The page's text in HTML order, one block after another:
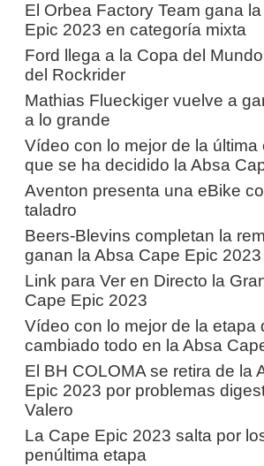
El Orbea Factory Team gana
Epic 2023 en categoría mixta
Ford llega a la Copa del
del Rockrider
Mathias Flueckiger vuelve a
a lo grande
Vídeo con lo mejor de la última
que se ha decidido la Absa
Aventon presenta una eBike
taladro
Beers-Blevins completan la
ganan la Absa Cape Epic 2023
Link para Ver en Directo la
Cape Epic 2023
Vídeo con lo mejor de la etapa
cambiado todo en la Absa
El BH COLOMA se retira de la
Epic 2023 por problemas
Valero
La Cape Epic 2023 salta por
penúltima etapa